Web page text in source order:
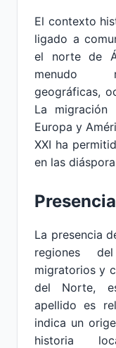
El contexto
ligado a
el norte de
menudo
geográficas,
La migración
Europa y
XXI ha
en las
La presencia
regiones
migratorios y
del Norte,
apellido es
indica un
historia